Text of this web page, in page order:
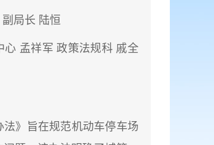
局长 陆恒
心 孟祥军政策法规科 戚全
法》旨在规范机动车停车场